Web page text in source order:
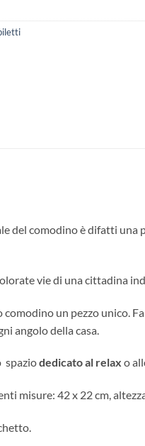
del comodino è difatti una
vie di una cittadina
un pezzo unico.
angolo della casa.
spaziodedicato al relax o
misure: 42 x 22 cm,